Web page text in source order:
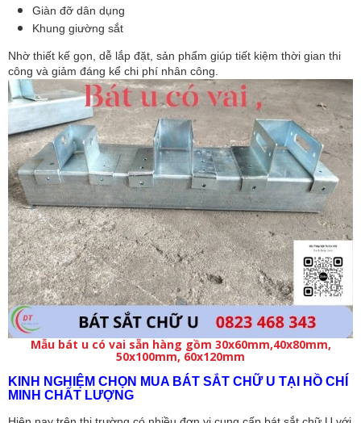
Giàn đỡ dân dụng
Khung giường sắt
Nhờ thiết kế gọn, dễ lắp đặt, sản phẩm giúp tiết kiệm thời gian thi
công và giảm đáng kể chi phí nhân công.
Mẫu bát u có vai sẵn hàng gồm 30x60mm,40x80mm,
50x100mm, 60x120mm
KINH NGHIỆM CHỌN MUA BÁT SẮT CHỮ U TẠI HỒ CHÍ
MINH CHẤT LƯỢNG